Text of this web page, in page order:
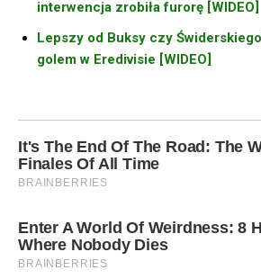
interwencja zrobiła furorę [WIDEO]
Lepszy od Buksy czy
golem w Eredivisie [WIDEO]